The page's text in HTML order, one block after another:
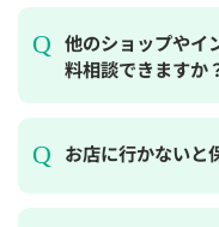
他のショップやイ
料相談できますか
お店に行かないと